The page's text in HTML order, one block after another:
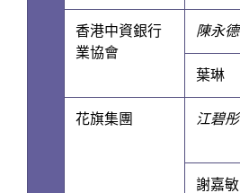
香港中資銀行
業協會
陳永德
葉琳
花旗集團 江碧彤
謝嘉敏